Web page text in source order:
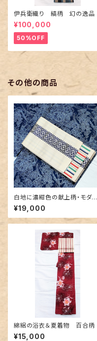
伊兵衛織り 縞柄 幻の逸品
¥100,000
50%OFF
その他の商品
白地に濃紺色の献上柄・モダン
なボーダー 博多織りリバーシ
ブル半幅帯
¥19,000
綿絽の浴衣＆夏着物 百合柄
¥15,000